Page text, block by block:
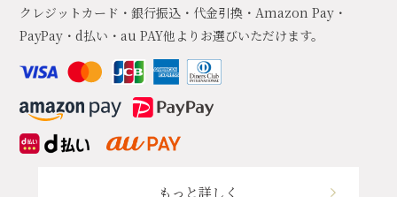
クレジットカード・銀行振込・代金引換・Amazon Pay・
PayPay・d払い・au PAY他よりお選びいただけます。
もっと詳しく